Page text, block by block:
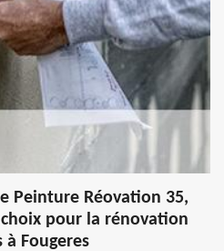
Peinture Réovation 35,
pour la rénovation
Fougeres